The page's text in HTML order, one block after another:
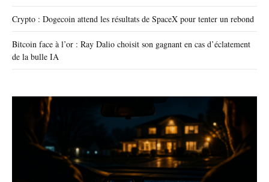
Crypto : Dogecoin attend les résultats de SpaceX pour tenter un rebond
Bitcoin face à l’or : Ray Dalio choisit son gagnant en cas d’éclatement
de la bulle IA